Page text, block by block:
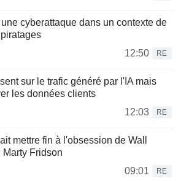
cyberattaque dans un contexte de
12:50
RE
sur le trafic généré par l'IA mais
les données clients
12:03
RE
mettre fin à l'obsession de Wall
Marty Fridson
09:01
RE